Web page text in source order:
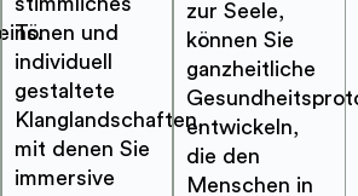
Tönen und
individuell
gestaltete
Klanglandschaften,
mit denen Sie
immersive
zur Seele,
können Sie
ganzheitliche
entwickeln,
die den
Menschen in